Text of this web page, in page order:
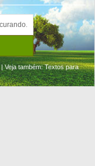
| Veja também:Textos para